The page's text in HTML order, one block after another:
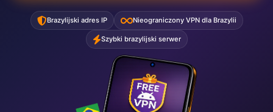
Brazylijski adres IP Nieograniczony VPN dla Brazylii
Szybki brazylijski serwer